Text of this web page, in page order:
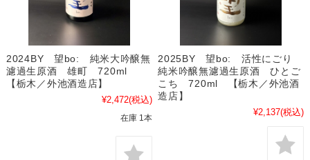
2024BY 望bo: 純米大吟醸無
濾過生原酒 雄町 720ml
【栃木／外池酒造店】
¥2,472(税込)
在庫 1本
2025BY 望bo: 活性にごり
純米吟醸無濾過生原酒 ひとご
こち 720ml 【栃木／外池酒
造店】
¥2,137(税込)